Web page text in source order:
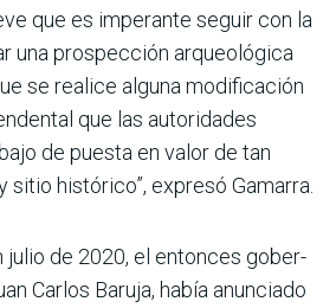
que es imperante seguir con la
una prospección arqueoló­gica
se realice alguna modifica­ción
que las autori­dades
de puesta en valor de tan
histórico”, expresó Gamarra.
julio de 2020, el entonces gober­
Carlos Baruja, había anun­ciado